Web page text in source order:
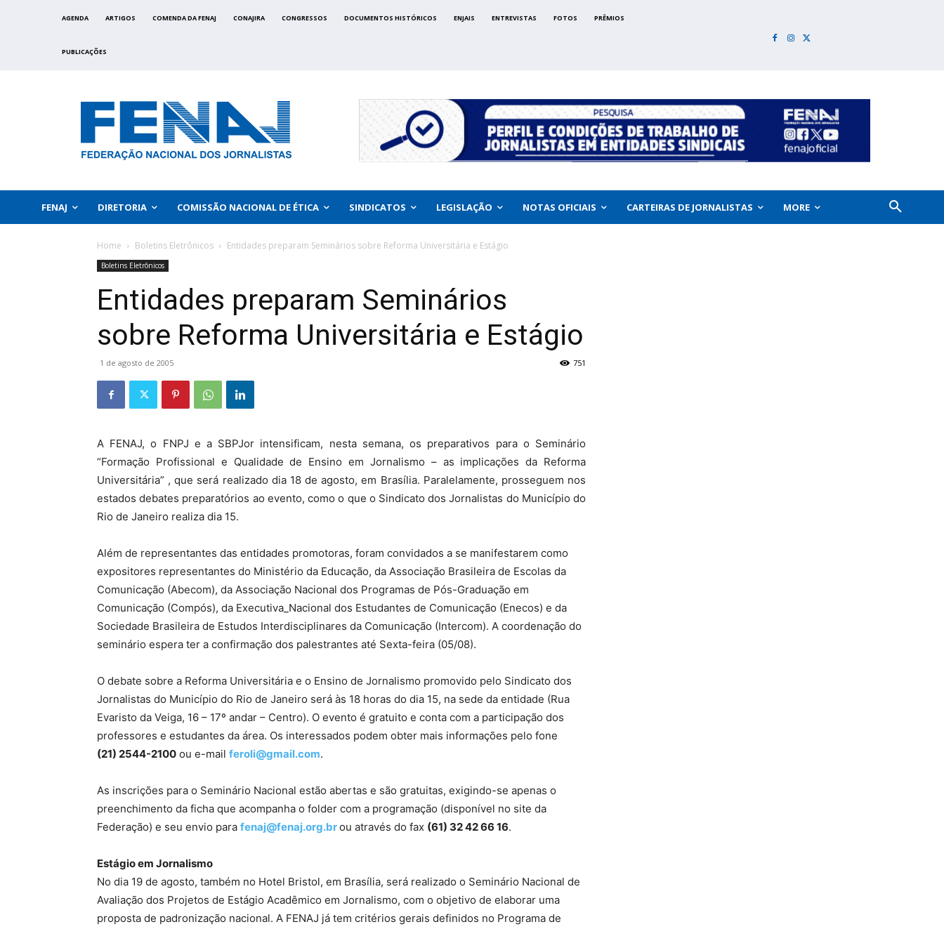
AGENDA ARTIGOS COMENDA DA FENAJ CONAJIRA CONGRESSOS DOCUMENTOS HISTÓRICOS ENJAIS ENTREVISTAS FOTOS PRÊMIOS
PUBLICAÇÕES
FENAJ DIRETORIA COMISSÃO NACIONAL DE ÉTICA SINDICATOS LEGISLAÇÃO NOTAS OFICIAIS CARTEIRAS DE JORNALISTAS MORE
Home Boletins Eletrônicos Entidades preparam Seminários sobre Reforma Universitária e Estágio
Boletins Eletrônicos
Entidades preparam Seminários
sobre Reforma Universitária e Estágio
1 de agosto de 2005 751
A FENAJ, o FNPJ e a SBPJor intensificam, nesta semana, os preparativos para o Seminário
“Formação Profissional e Qualidade de Ensino em Jornalismo – as implicações da Reforma
Universitária” , que será realizado dia 18 de agosto, em Brasília. Paralelamente, prosseguem nos
estados debates preparatórios ao evento, como o que o Sindicato dos Jornalistas do Município do
Rio de Janeiro realiza dia 15.
Além de representantes das entidades promotoras, foram convidados a se manifestarem como
expositores representantes do Ministério da Educação, da Associação Brasileira de Escolas da
Comunicação (Abecom), da Associação Nacional dos Programas de Pós-Graduação em
Comunicação (Compós), da Executiva_Nacional dos Estudantes de Comunicação (Enecos) e da
Sociedade Brasileira de Estudos Interdisciplinares da Comunicação (Intercom). A coordenação do
seminário espera ter a confirmação dos palestrantes até Sexta-feira (05/08).
O debate sobre a Reforma Universitária e o Ensino de Jornalismo promovido pelo Sindicato dos
Jornalistas do Município do Rio de Janeiro será às 18 horas do dia 15, na sede da entidade (Rua
Evaristo da Veiga, 16 – 17º andar – Centro). O evento é gratuito e conta com a participação dos
professores e estudantes da área. Os interessados podem obter mais informações pelo fone
(21) 2544-2100 ou e-mail feroli@gmail.com.
As inscrições para o Seminário Nacional estão abertas e são gratuitas, exigindo-se apenas o
preenchimento da ficha que acompanha o folder com a programação (disponível no site da
Federação) e seu envio para fenaj@fenaj.org.brou através do fax (61) 32 42 66 16.
Estágio em Jornalismo
No dia 19 de agosto, também no Hotel Bristol, em Brasília, será realizado o Seminário Nacional de
Avaliação dos Projetos de Estágio Acadêmico em Jornalismo, com o objetivo de elaborar uma
proposta de padronização nacional. A FENAJ já tem critérios gerais definidos no Programa de